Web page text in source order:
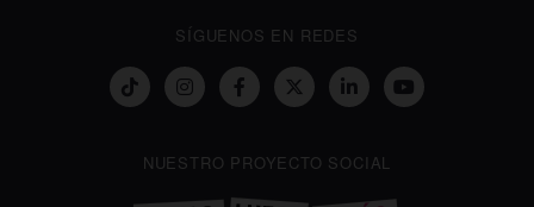
SÍGUENOS EN REDES
NUESTRO PROYECTO SOCIAL